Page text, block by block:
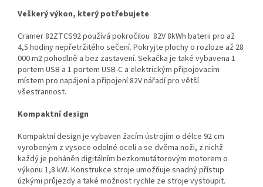
Veškerý výkon, který potřebujete
Cramer 82ZTCS92používá pokročilou 82V 8kWh baterii pro až
4,5 hodinynepřetržitého sečení. Pokryjte plochy o rozloze až 28
000 m2pohodlně a bez zastavení. Sekačka je také vybavena 1
portem USB a 1 portem USB-C a elektrickým připojovacím
místem pro napájení a připojení 82V nářadí pro větší
všestrannost.
Kompaktní design
Kompaktní design je vybaven žacím ústrojím o délce 92 cm
vyrobeným z vysoce odolné oceli a se dvěma noži, z nichž
každý je poháněn digitálním bezkomutátorovým motorem o
výkonu 1,8 kW. Konstrukce stroje umožňuje snadný přístup
úzkými průjezdy a také možnost rychle ze stroje vystoupit.